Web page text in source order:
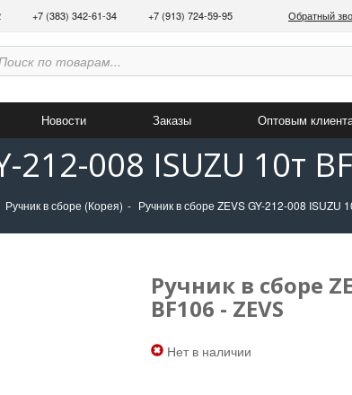
+7 (383) 342-61-34 +7 (913) 724-59-95 Обратный
Новости Заказы Оптовым
212-008 ISUZU 10т
Ручник в сборе (Корея) Ручник в сборе ZEVS GY-212-008 ISUZU
Ручник в сборе
BF106 - ZEVS
Нет в наличии